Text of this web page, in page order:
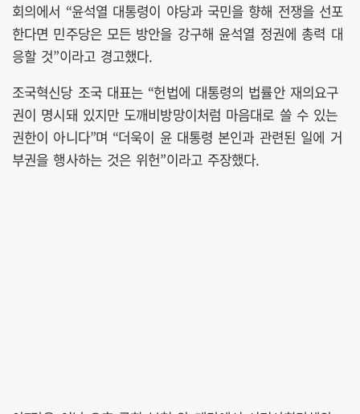
회의에서 “윤석열 대통령이 야당과 국민을 향해 전쟁을 선포
한다면 민주당은 모든 방안을 강구해 윤석열 정권에 총력 대
응할 것”이라고 경고했다.
조국혁신당 조국 대표는 “헌법에 대통령의 법률안 재의요구
권이 명시돼 있지만 도깨비방망이처럼 마음대로 쓸 수 있는
권한이 아니다”며 “더욱이 윤 대통령 본인과 관련된 일에 거
부권을 행사하는 것은 위헌”이라고 주장했다.